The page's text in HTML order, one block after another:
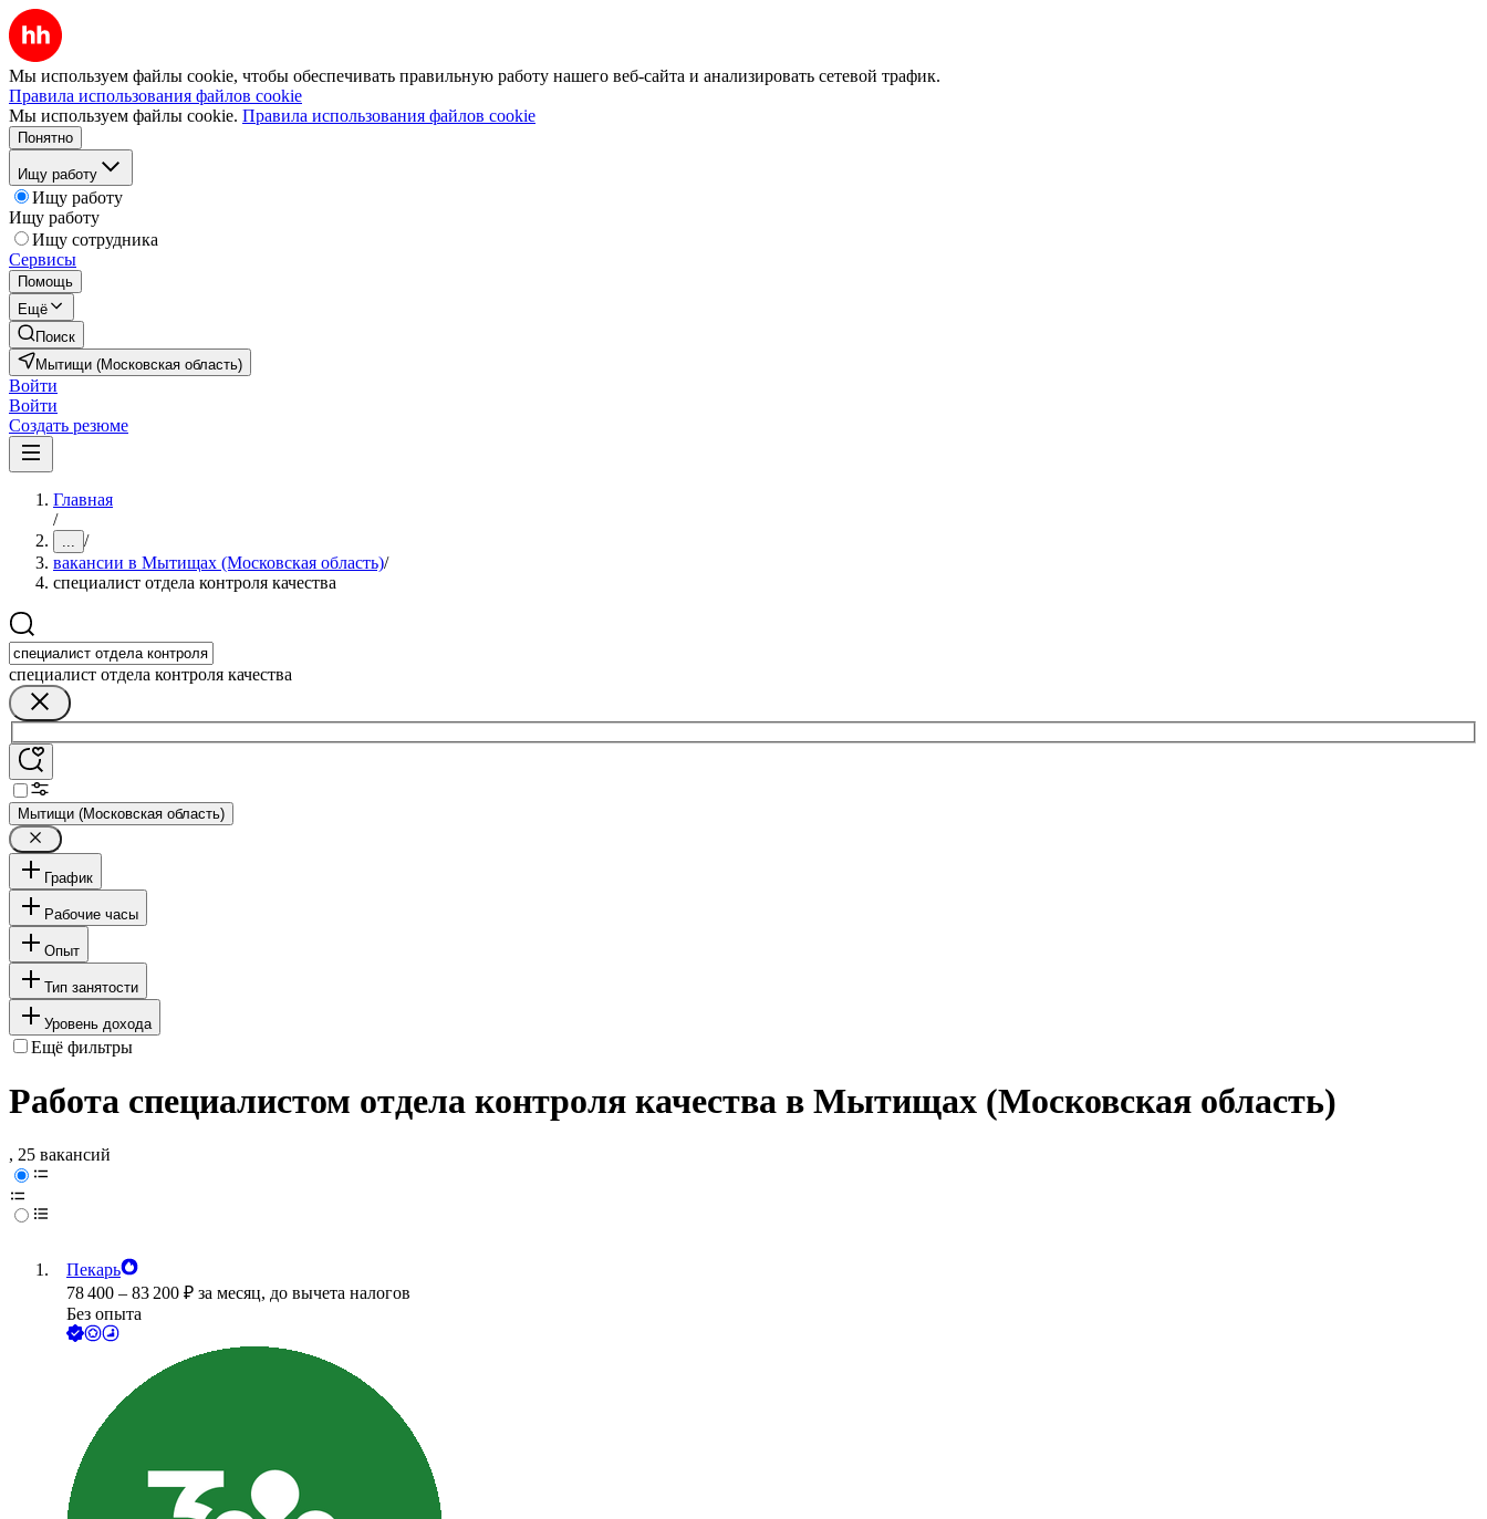
Мы используем файлы cookie, чтобы обеспечивать правильную работу нашего веб-сайта и анализировать сетевой трафик.
Правила использования файлов cookie
Мы используем файлы cookie. Правила использования файлов cookie
Понятно
Ищу работу
Ищу работу
Ищу работу
Ищу сотрудника
Сервисы
Помощь
Ещё
Поиск
Мытищи (Московская область)
Войти
Войти
Создать резюме
Главная
/
... /
вакансии в Мытищах (Московская область)/
специалист отдела контроля качества
специалист отдела контроля качества
Мытищи (Московская область)
График
Рабочие часы
Опыт
Тип занятости
Уровень дохода
Ещё фильтры
Работа специалистом отдела контроля качества в Мытищах (Московская область)
, 25 вакансий
Пекарь
78 400 – 83 200 ₽ за месяц, до вычета налогов
Без опыта